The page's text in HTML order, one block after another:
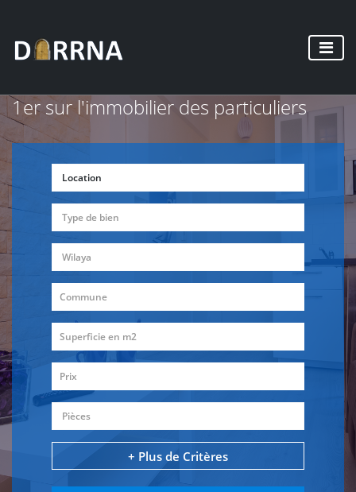
1er sur l'immobilier des particuliers
Location
Type de bien
Wilaya
Prix
Pièces
+ Plus de Critères